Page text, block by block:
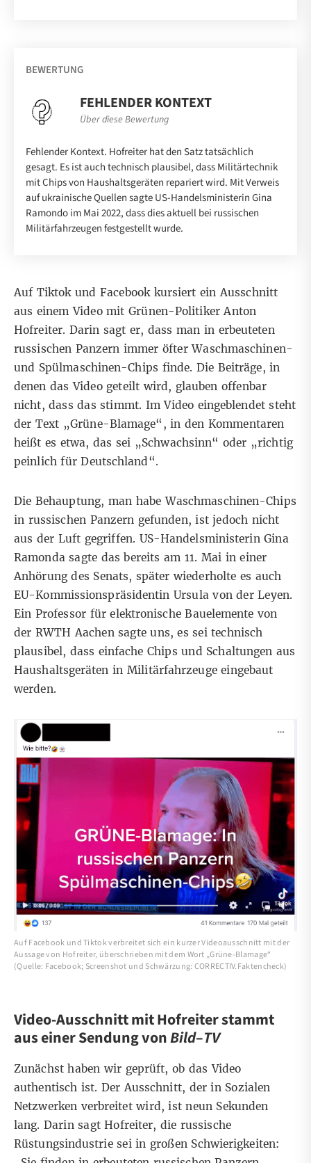
BEWERTUNG
FEHLENDER KONTEXT
Über diese Bewertung
Fehlender Kontext. Hofreiter hat den Satz tatsächlich
gesagt. Es ist auch technisch plausibel, dass Militärtechnik
mit Chips von Haushaltsgeräten repariert wird. Mit Verweis
auf ukrainische Quellen sagte US-Handelsministerin Gina
Ramondo im Mai 2022, dass dies aktuell bei russischen
Militärfahrzeugen festgestellt wurde.
Auf TiktokundFacebookkursiert ein Ausschnitt
aus einem Video mit Grünen-Politiker Anton
Hofreiter. Darin sagt er, dass man in erbeuteten
russischen Panzern immer öfter Waschmaschinen-
und Spülmaschinen-Chips finde. Die Beiträge, in
denen das Video geteilt wird, glauben offenbar
nicht, dass das stimmt. Im Video eingeblendet steht
der Text „Grüne-Blamage“, in den Kommentaren
heißt es etwa, das sei „Schwachsinn“ oder „richtig
peinlich für Deutschland“.
Die Behauptung, man habe Waschmaschinen-Chips
in russischen Panzern gefunden, ist jedoch nicht
aus der Luft gegriffen. US-Handelsministerin Gina
Ramonda sagte das bereits am 11. Mai in einer
Anhörung des Senats, später wiederholte es auch
EU-Kommissionspräsidentin Ursula von der Leyen.
Ein Professor für elektronische Bauelemente von
der RWTH Aachen sagte uns, es sei technisch
plausibel, dass einfache Chips und Schaltungen aus
Haushaltsgeräten in Militärfahrzeuge eingebaut
werden.
Auf Facebook und Tiktok verbreitet sich ein kurzer Videoausschnitt mit der
Aussage von Hofreiter, überschrieben mit dem Wort „Grüne-Blamage“
(Quelle: Facebook; Screenshot und Schwärzung: CORRECTIV.Faktencheck)
Video-Ausschnitt mit Hofreiter stammt
aus einer Sendung vonBild–TV
Zunächst haben wir geprüft, ob das Video
authentisch ist. Der Ausschnitt, der in Sozialen
Netzwerken verbreitet wird, ist neun Sekunden
lang. Darin sagt Hofreiter, die russische
Rüstungsindustrie sei in großen Schwierigkeiten: